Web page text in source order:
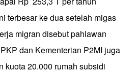
terbesar ke dua setelah migas
migran disebut pahlawan
dan Kementerian P2MI juga
kuota 20.000 rumah subsidi